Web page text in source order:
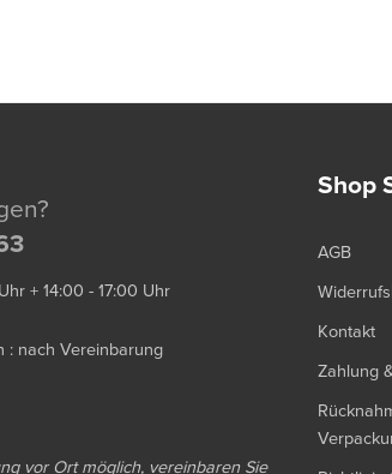
+ 14:00 - 17:00 Uhr
: nach Vereinbarung
vor Ort möglich, vereinbaren Sie
Shop
AGB
Kontakt
Zahlung